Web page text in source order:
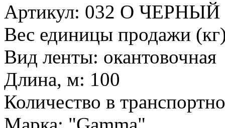
Артикул: 032 О ЧЕРНЫЙ
Вес единицы продажи
Вид ленты: окантовочная
Длина, м: 100
Количество в